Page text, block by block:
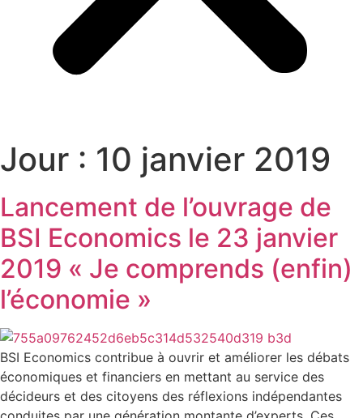
Jour : 10 janvier 2019
Lancement de l’ouvrage de
BSI Economics le 23 janvier
2019 « Je comprends (enfin)
l’économie »
BSI Economics contribue à ouvrir et améliorer les débats
économiques et financiers en mettant au service des
décideurs et des citoyens des réflexions indépendantes